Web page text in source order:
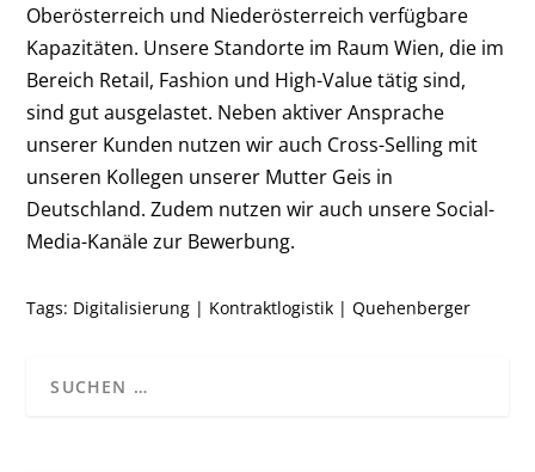
Oberösterreich und Niederösterreich verfügbare
Kapazitäten. Unsere Standorte im Raum Wien, die im
Bereich Retail, Fashion und High-Value tätig sind,
sind gut ausgelastet. Neben aktiver Ansprache
unserer Kunden nutzen wir auch Cross-Selling mit
unseren Kollegen unserer Mutter Geis in
Deutschland. Zudem nutzen wir auch unsere Social-
Media-Kanäle zur Bewerbung.
Tags: Digitalisierung | Kontraktlogistik |Quehenberger